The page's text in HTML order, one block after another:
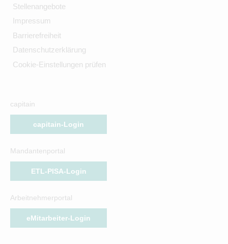
Stellenangebote
Impressum
Barrierefreiheit
Datenschutzerklärung
Cookie-Einstellungen prüfen
capitain
capitain-Login
Mandantenportal
ETL-PISA-Login
Arbeitnehmerportal
eMitarbeiter-Login